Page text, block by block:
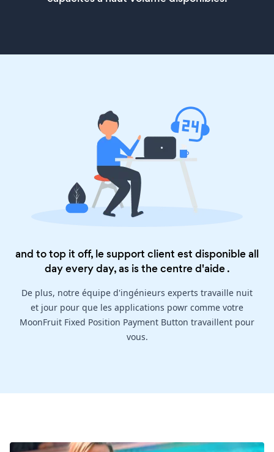
and to top it off, le support client est disponible all
day every day, as is thecentre d'aide.
De plus, notre équipe d'ingénieurs experts travaille nuit
et jour pour que les applications powr comme votre
MoonFruit Fixed Position Payment Button travaillent pour
vous.